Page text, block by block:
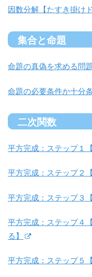
因数分解【たすき掛け
集合と命題
命題の真偽を求める問題
命題の必要条件か十分
二次関数
平方完成：ステップ１
平方完成：ステップ２
平方完成：ステップ３
平方完成：ステップ４
る】
平方完成：ステップ５